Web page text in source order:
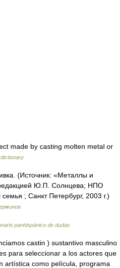
made by casting molten metal or
(Источник: «Металлы и
Ю.П. Солнцева; НПО
; Санкт Петербург, 2003 г.)
panhispánico de dudas
castin ) sustantivo masculino
para seleccionar a los actores que
artística como película, programa